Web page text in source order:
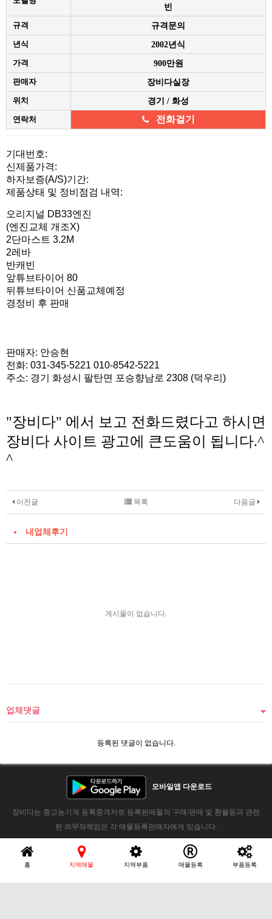
빈
규격 규격문의
년식 2002년식
가격 900만원
판매자 장비다실장
위치 경기 / 화성
연락처 전화걸기
본문
기대번호:
신제품가격:
하자보증(A/S)기간:
제품상태 및 정비점검 내역:
오리지널 DB33엔진
(엔진교체 개조X)
2단마스트 3.2M
2레바
반캐빈
앞튜브타이어 80
뒤튜브타이어 신품교체예정
경정비 후 판매
판매자: 안승현
전화: 031-345-5221 010-8542-5221
주소: 경기 화성시 팔탄면 포승향남로 2308 (덕우리)
"장비다" 에서 보고 전화드렸다고 하시면
장비다 사이트 광고에 큰도움이 됩니다.^
^
이전글 다음글
목록
내업체후기
게시물이 없습니다.
업체댓글
등록된 댓글이 없습니다.
모바일앱 다운로드
장비다는 중고농기계 등록중개자로 등록된매물의 구매/판매 및 환불등과 관련
된 의무와책임은 각 매물등록판매자에게 있습니다.
홈 지역매물 지역부품 매물등록 부품등록